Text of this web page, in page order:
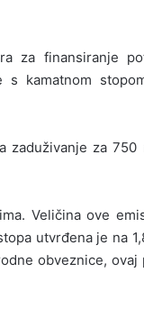
za finansiranje
s kamatnom
zaduživanje za 750
Veličina ove
utvrđena je na
obveznice,